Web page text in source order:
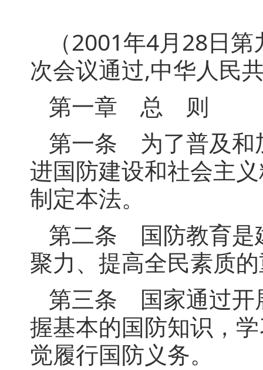
（2001年4月28日
次会议通过,中华人民
第一章 总 则
第一条 为了普及和
进国防建设和社会主
制定本法。
第二条 国防教育是
聚力、提高全民素质
第三条 国家通过开
握基本的国防知识，
觉履行国防义务。